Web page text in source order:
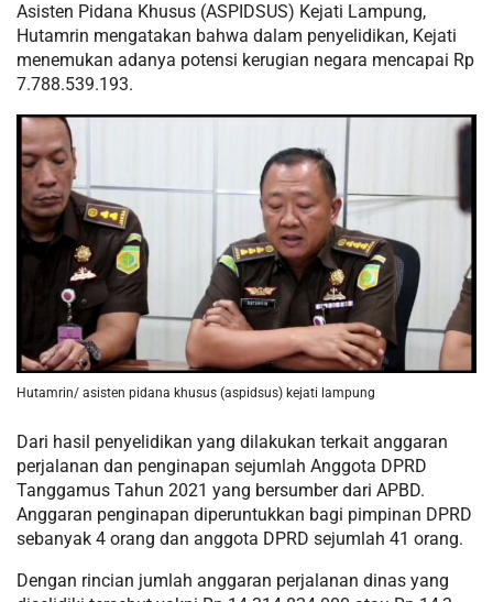
Asisten Pidana Khusus (ASPIDSUS) Kejati Lampung,
Hutamrin mengatakan bahwa dalam penyelidikan, Kejati
menemukan adanya potensi kerugian negara mencapai Rp
7.788.539.193.
Hutamrin/ asisten pidana khusus (aspidsus) kejati lampung
Dari hasil penyelidikan yang dilakukan terkait anggaran
perjalanan dan penginapan sejumlah Anggota DPRD
Tanggamus Tahun 2021 yang bersumber dari APBD.
Anggaran penginapan diperuntukkan bagi pimpinan DPRD
sebanyak 4 orang dan anggota DPRD sejumlah 41 orang.
Dengan rincian jumlah anggaran perjalanan dinas yang